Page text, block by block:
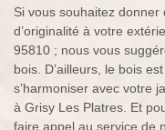
Si vous souhaitez donner
d’originalité à votre
95810 ; nous vous
bois. D’ailleurs, le bois
s’harmoniser avec votre
à Grisy Les Platres. Et
faire appel au service de